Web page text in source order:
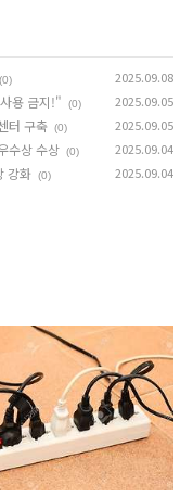
(0) 2025.09.08
용 금지!" (0) 2025.09.05
터 구축 (0) 2025.09.05
수상 수상 (0) 2025.09.04
강화 (0) 2025.09.04